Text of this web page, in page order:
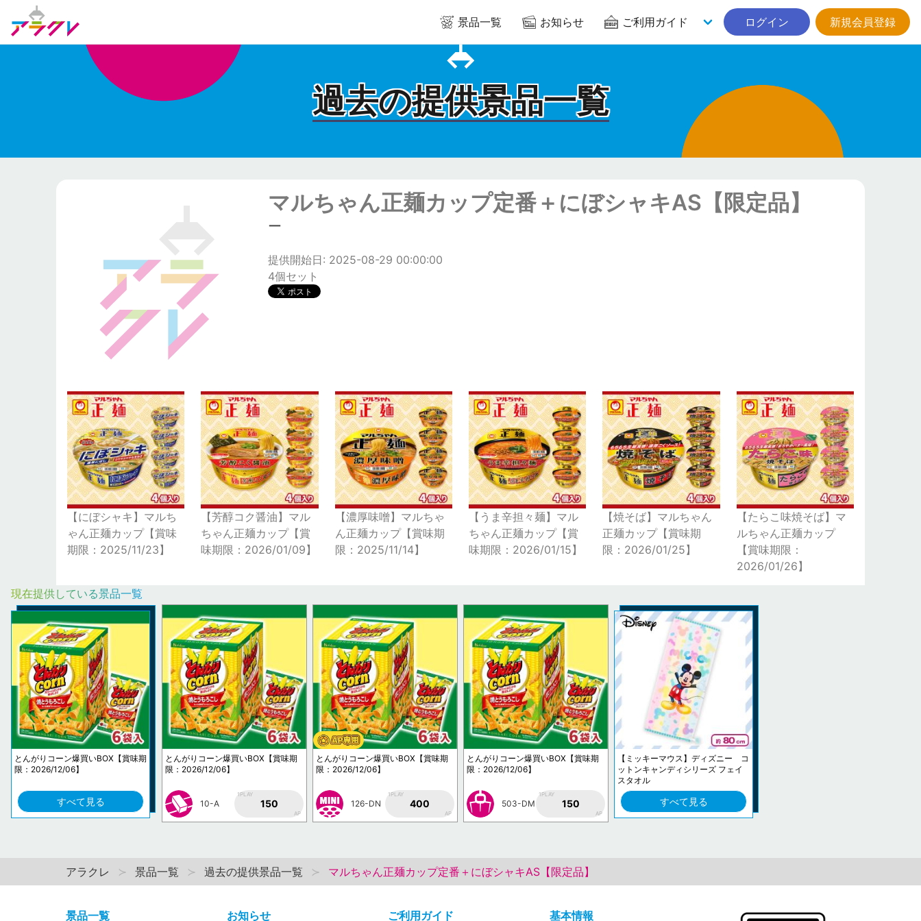
景品一覧 お知らせ ご利用ガイド ログイン 新規会員登録
過去の提供景品一覧
マルちゃん正麺カップ定番＋にぼシャキAS【限定品】
ー
提供開始日: 2025-08-29 00:00:00
4個セット
【にぼシャキ】マルち
ゃん正麺カップ【賞味
期限：2025/11/23】
【芳醇コク醤油】マル
ちゃん正麺カップ【賞
味期限：2026/01/09】
【濃厚味噌】マルちゃ
ん正麺カップ【賞味期
限：2025/11/14】
【うま辛担々麺】マル
ちゃん正麺カップ【賞
味期限：2026/01/15】
【焼そば】マルちゃん
正麺カップ【賞味期
限：2026/01/25】
【たらこ味焼そば】マ
ルちゃん正麺カップ
【賞味期限：
2026/01/26】
現在提供している景品一覧
とんがりコーン爆買いBOX【賞味期
限：2026/12/06】
すべて見る
とんがりコーン爆買いBOX【賞味期
限：2026/12/06】
10-A
1PLAY
150
AP
とんがりコーン爆買いBOX【賞味期
限：2026/12/06】
126-DN
1PLAY
400
AP
とんがりコーン爆買いBOX【賞味期
限：2026/12/06】
503-DM
1PLAY
150
AP
【ミッキーマウス】ディズニー コ
ットンキャンディシリーズ フェイ
スタオル
すべて見る
アラクレ 景品一覧 過去の提供景品一覧 マルちゃん正麺カップ定番＋にぼシャキAS【限定品】
景品一覧 お知らせ ご利用ガイド 基本情報